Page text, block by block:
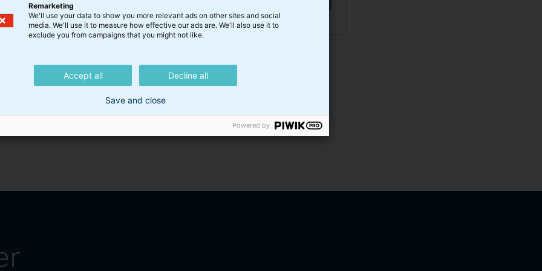
BI Boligejendomme tegningsresultat og notering
Remarketing
We'll use your data to show you more relevant ads on other sites and social
media. We'll use it to measure how effective our ads are. We'll also use it to
exclude you from campaigns that you might not like.
Accept all Decline all
Save and close
Powered by